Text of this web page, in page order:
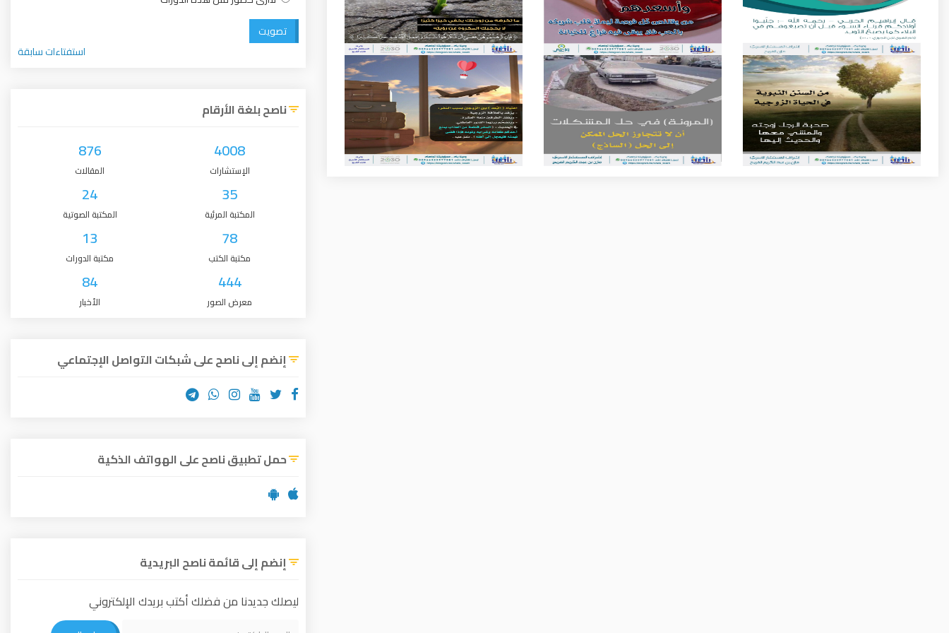
تصويت
استفتاءات سابقة
ناصح بلغة الأرقام
4008
الإستشارات
876
المقالات
35
المكتبة المرئية
24
المكتبة الصوتية
78
مكتبة الكتب
13
مكتبة الدورات
444
معرض الصور
84
الأخبار
إنضم إلى ناصح على شبكات التواصل الإجتماعي
حمل تطبيق ناصح على الهواتف الذكية
إنضم إلى قائمة ناصح البريدية
ليصلك جديدنا من فضلك أكتب بريدك الإلكتروني